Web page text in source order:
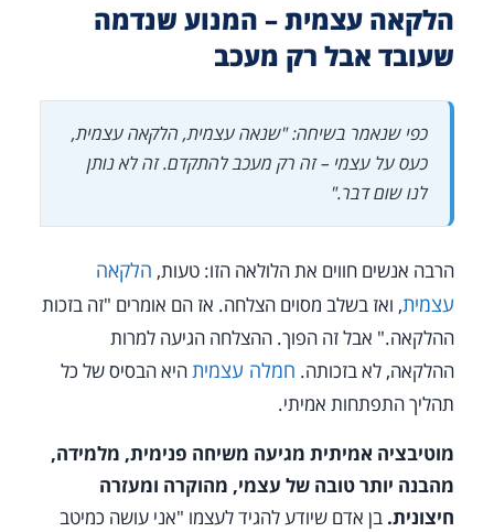
הלקאה עצמית – המנוע שנדמה
שעובד אבל רק מעכב
כפי שנאמר בשיחה: "שנאה עצמית, הלקאה עצמית,
כעס על עצמי – זה רק מעכב להתקדם. זה לא נותן
לנו שום דבר."
הרבה אנשים חווים את הלולאה הזו: טעות, הלקאה
עצמית, ואז בשלב מסוים הצלחה. אז הם אומרים "זה בזכות
ההלקאה." אבל זה הפוך. ההצלחה הגיעה למרות
ההלקאה, לא בזכותה. חמלה עצמיתהיא הבסיס של כל
תהליך התפתחות אמיתי.
מוטיבציה אמיתית מגיעה משיחה פנימית, מלמידה,
מהבנה יותר טובה של עצמי, מהוקרה ומעזרה
חיצונית. בן אדם שיודע להגיד לעצמו "אני עושה כמיטב